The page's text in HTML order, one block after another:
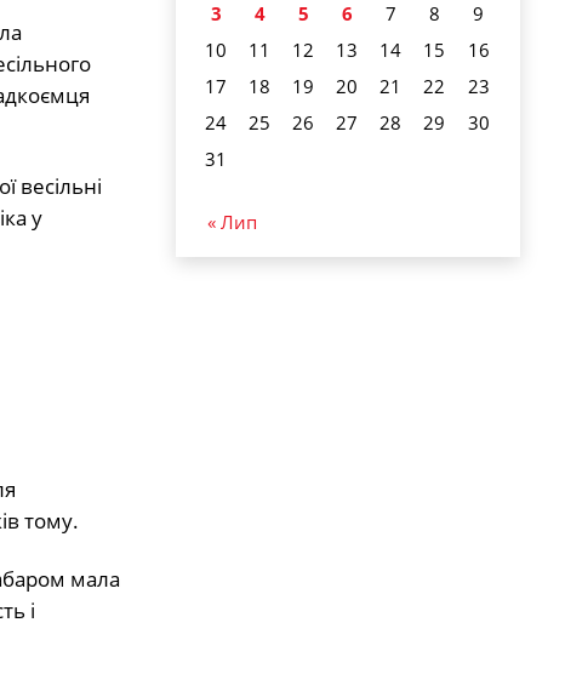
весільні
у
тому.
мала
і
3
4 5 6 7 8
9
10
11 12 13 14 15
16
17
18 19 20 21 22
23
24
25 26 27 28 29
30
31
« Лип